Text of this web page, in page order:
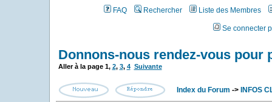
FAQ Rechercher Liste des Membres
Se connecter
Donnons-nous rendez-vous pour
Aller à la page 1, 2, 3, 4 Suivante
Index du Forum -> INFOS